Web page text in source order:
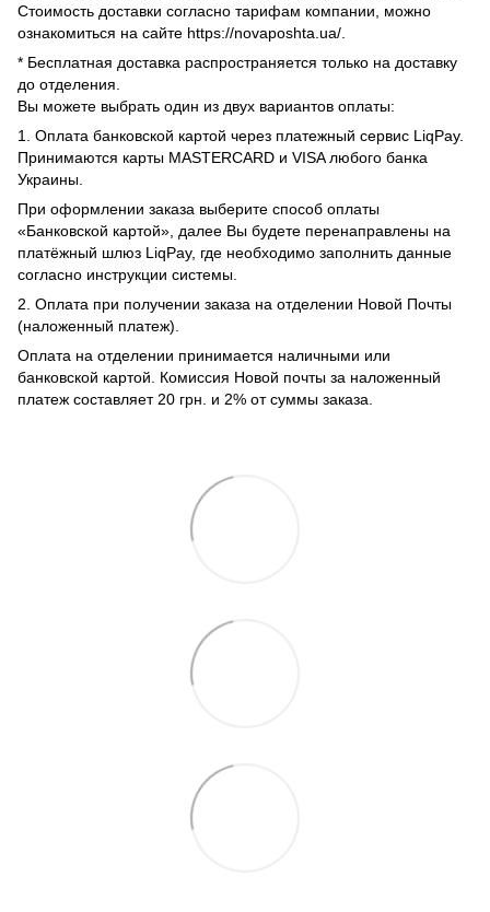
Стоимость доставки согласно тарифам компании, можно
ознакомиться на сайте https://novaposhta.ua/.
* Бесплатная доставка распространяется только на доставку
до отделения.
Вы можете выбрать один из двух вариантов оплаты:
1. Оплата банковской картой через платежный сервис LiqPay.
Принимаются карты MASTERCARD и VISA любого банка
Украины.
При оформлении заказа выберите способ оплаты
«Банковской картой», далее Вы будете перенаправлены на
платёжный шлюз LiqPay, где необходимо заполнить данные
согласно инструкции системы.
2. Оплата при получении заказа на отделении Новой Почты
(наложенный платеж).
Оплата на отделении принимается наличными или
банковской картой. Комиссия Новой почты за наложенный
платеж составляет 20 грн. и 2% от суммы заказа.